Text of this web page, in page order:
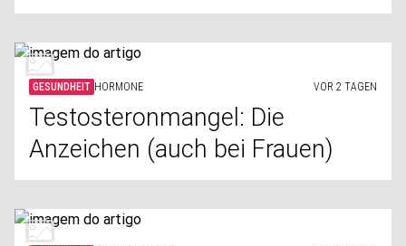
GESUNDHEIT HORMONE VOR 2 TAGEN
Testosteronmangel: Die
Anzeichen (auch bei Frauen)